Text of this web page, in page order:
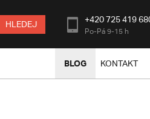
HLEDEJ +420 725 419
Po-Pá 9-15 h
BLOG KONTAKT